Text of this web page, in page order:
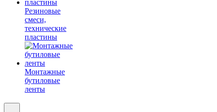
Резиновые
смеси,
технические
пластины
Монтажные
бутиловые
ленты